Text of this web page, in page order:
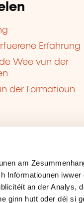
am
Informatiounen
an der Analys,
ginn hutt oder déi si
Erfahrung
Wee vun der
der Formatioun